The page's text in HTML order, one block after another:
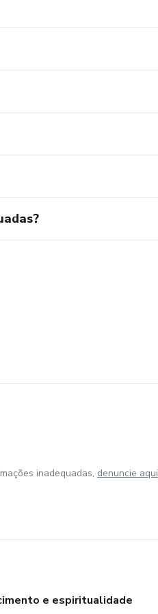
inadequadas, denuncie aqui
e espiritualidade